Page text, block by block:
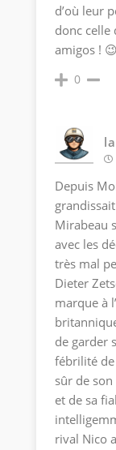
d’où leur
donc celle
amigos ! 😉
0
Depuis
Mirabeau
avec les
très mal
Dieter
marque à
de garder
fébrilité
sûr de son
et de sa
rival Nico